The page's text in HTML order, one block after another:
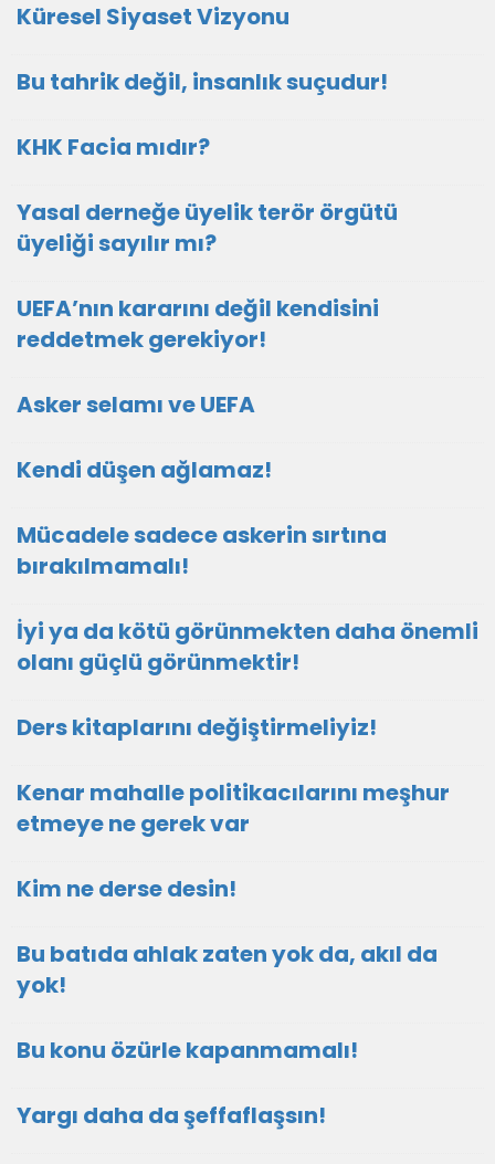
Küresel Siyaset Vizyonu
Bu tahrik değil, insanlık suçudur!
KHK Facia mıdır?
Yasal derneğe üyelik terör örgütü
üyeliği sayılır mı?
UEFA’nın kararını değil kendisini
reddetmek gerekiyor!
Asker selamı ve UEFA
Kendi düşen ağlamaz!
Mücadele sadece askerin sırtına
bırakılmamalı!
İyi ya da kötü görünmekten daha önemli
olanı güçlü görünmektir!
Ders kitaplarını değiştirmeliyiz!
Kenar mahalle politikacılarını meşhur
etmeye ne gerek var
Kim ne derse desin!
Bu batıda ahlak zaten yok da, akıl da
yok!
Bu konu özürle kapanmamalı!
Yargı daha da şeffaflaşsın!